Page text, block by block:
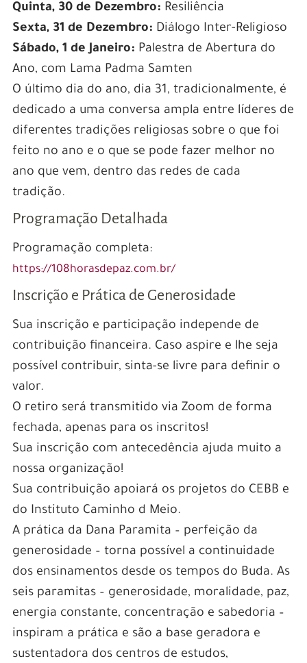
Quinta, 30 de Dezembro: Resiliência
Sexta, 31 de Dezembro: Diálogo Inter-Religioso
Sábado, 1 de Janeiro: Palestra de Abertura do
Ano, com Lama Padma Samten
O último dia do ano, dia 31, tradicionalmente, é
dedicado a uma conversa ampla entre líderes de
diferentes tradições religiosas sobre o que foi
feito no ano e o que se pode fazer melhor no
ano que vem, dentro das redes de cada
tradição.
Programação Detalhada
Programação completa:
https://108horasdepaz.com.br/
Inscrição e Prática de Generosidade
Sua inscrição e participação independe de
contribuição financeira. Caso aspire e lhe seja
possível contribuir, sinta-se livre para definir o
valor.
O retiro será transmitido via Zoom de forma
fechada, apenas para os inscritos!
Sua inscrição com antecedência ajuda muito a
nossa organização!
Sua contribuição apoiará os projetos do CEBB e
do Instituto Caminho d Meio.
A prática da Dana Paramita – perfeição da
generosidade – torna possível a continuidade
dos ensinamentos desde os tempos do Buda. As
seis paramitas – generosidade, moralidade, paz,
energia constante, concentração e sabedoria –
inspiram a prática e são a base geradora e
sustentadora dos centros de estudos,